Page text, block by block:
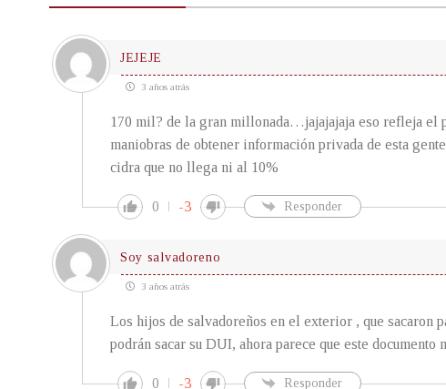
JEJEJE
3 años atrás
170 mil? de la gran millonada…jajajajaja eso refleja el
maniobras de obtener información privada de esta
cidra que no llega ni al 10%
0 -3 Responder
Soy salvadoreno
3 años atrás
Los hijos de salvadoreños en el exterior , que sacaron
podrán sacar su DUI, ahora parece que este
0 -3 Responder